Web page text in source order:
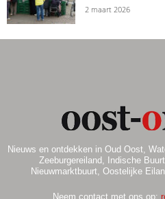
2 maart 2026
Nieuws en ontdekken in Oud Oost,
Zeeburgereiland, Indische
Nieuwmarktbuurt, Oostelijke
Neem contact met ons op: